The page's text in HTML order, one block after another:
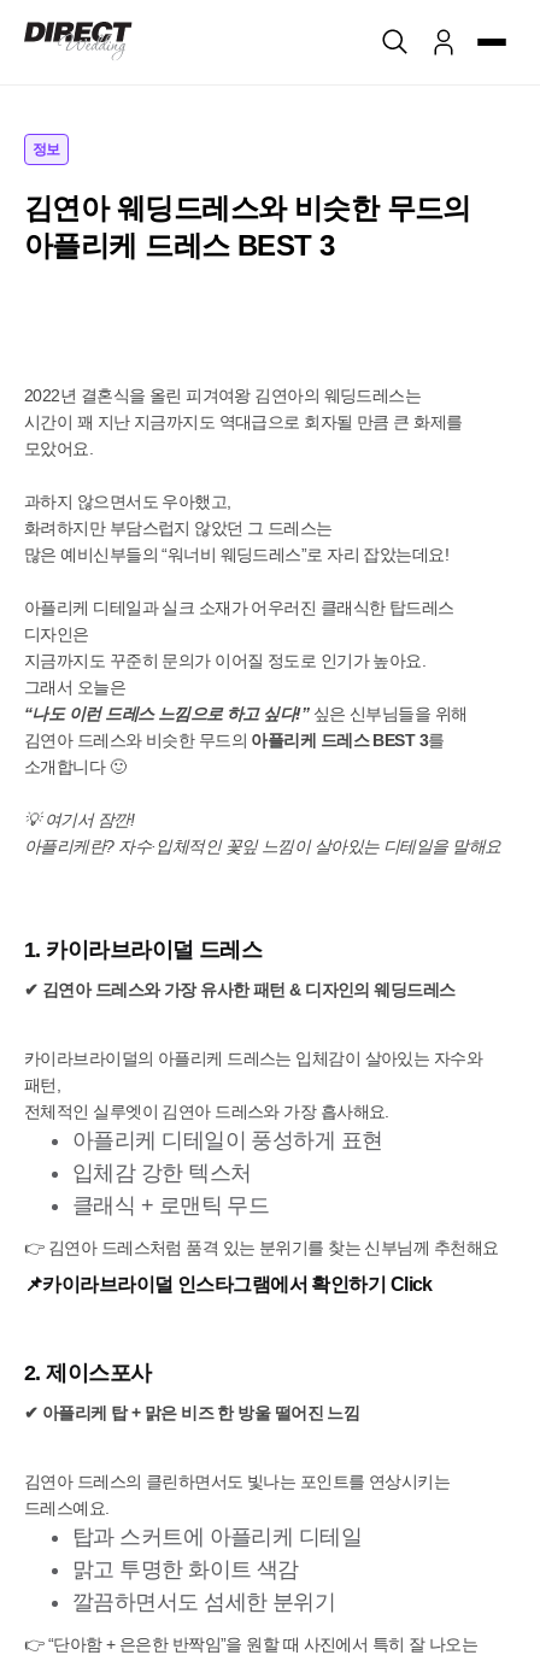
정보
김연아 웨딩드레스와 비슷한 무드의
아플리케 드레스 BEST 3
2022년 결혼식을 올린 피겨여왕 김연아의 웨딩드레스는
시간이 꽤 지난 지금까지도 역대급으로 회자될 만큼 큰 화제를
모았어요.
과하지 않으면서도 우아했고,
화려하지만 부담스럽지 않았던 그 드레스는
많은 예비신부들의 “워너비 웨딩드레스”로 자리 잡았는데요!
아플리케 디테일과 실크 소재가 어우러진 클래식한 탑드레스
디자인은
지금까지도 꾸준히 문의가 이어질 정도로 인기가 높아요.
그래서 오늘은
“나도 이런 드레스 느낌으로 하고 싶다!” 싶은 신부님들을 위해
김연아 드레스와 비슷한 무드의 아플리케 드레스 BEST 3를
소개합니다 🙂
💡 여기서 잠깐!
아플리케란? 자수·입체적인 꽃잎 느낌이 살아있는 디테일을 말해요
1. 카이라브라이덜 드레스
✔ 김연아 드레스와 가장 유사한 패턴 & 디자인의 웨딩드레스
카이라브라이덜의 아플리케 드레스는 입체감이 살아있는 자수와
패턴,
전체적인 실루엣이 김연아 드레스와 가장 흡사해요.
아플리케 디테일이 풍성하게 표현
입체감 강한 텍스처
클래식 + 로맨틱 무드
👉 김연아 드레스처럼 품격 있는 분위기를 찾는 신부님께 추천해요
📌카이라브라이덜 인스타그램에서 확인하기 Click
2. 제이스포사
✔ 아플리케 탑 + 맑은 비즈 한 방울 떨어진 느낌
김연아 드레스의 클린하면서도 빛나는 포인트를 연상시키는
드레스예요.
탑과 스커트에 아플리케 디테일
맑고 투명한 화이트 색감
깔끔하면서도 섬세한 분위기
👉 “단아함 + 은은한 반짝임”을 원할 때 사진에서 특히 잘 나오는